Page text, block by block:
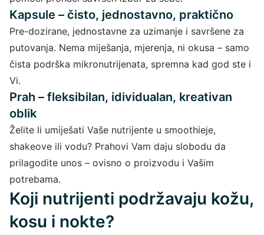
Kapsule – čisto, jednostavno, praktično
Pre-dozirane, jednostavne za uzimanje i savršene za
putovanja. Nema miješanja, mjerenja, ni okusa – samo
čista podrška mikronutrijenata, spremna kad god ste i
Vi.
Prah – fleksibilan, idividualan, kreativan
oblik
Želite li umiješati Vaše nutrijente u smoothieje,
shakeove ili vodu? Prahovi Vam daju slobodu da
prilagodite unos – ovisno o proizvodu i Vašim
potrebama.
Koji nutrijenti podržavaju kožu,
kosu i nokte?